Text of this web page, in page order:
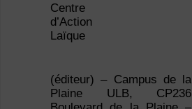
Centre
d’Action Laïque (éditeur) –
Campus de la Plaine ULB,
Tél. : 02/627.68.60